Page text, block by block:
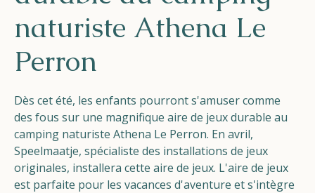
FR NL EN
Apple App Store
naturiste Athena Le
Perron
Dès cet été, les enfants pourront s'amuser comme
des fous sur une magnifique aire de jeux durable au
camping naturiste Athena Le Perron. En avril,
Speelmaatje, spécialiste des installations de jeux
originales, installera cette aire de jeux. L'aire de jeux
est parfaite pour les vacances d'aventure et s'intègre